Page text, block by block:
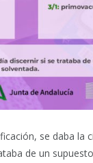
se daba la
de un